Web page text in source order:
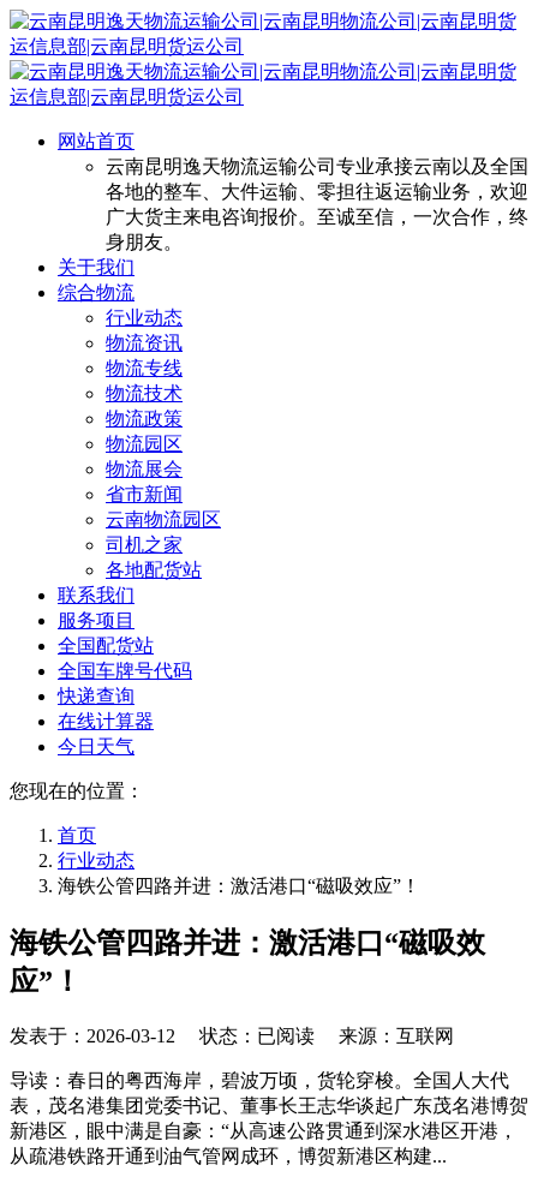
网站首页
云南昆明逸天物流运输公司专业承接云南以及全国
各地的整车、大件运输、零担往返运输业务，欢迎
广大货主来电咨询报价。至诚至信，一次合作，终
身朋友。
关于我们
综合物流
行业动态
物流资讯
物流专线
物流技术
物流政策
物流园区
物流展会
省市新闻
云南物流园区
司机之家
各地配货站
联系我们
服务项目
全国配货站
全国车牌号代码
快递查询
在线计算器
今日天气
您现在的位置：
首页
行业动态
海铁公管四路并进：激活港口“磁吸效应”！
海铁公管四路并进：激活港口“磁吸效
应”！
发表于： 2026-03-12 状态：已阅读 来源：互联网
导读：春日的粤西海岸，碧波万顷，货轮穿梭。全国人大代
表，茂名港集团党委书记、董事长王志华谈起广东茂名港博贺
新港区，眼中满是自豪：“从高速公路贯通到深水港区开港，
从疏港铁路开通到油气管网成环，博贺新港区构建...